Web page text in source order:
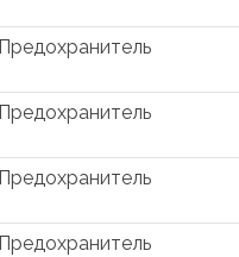
Предохранитель
Предохранитель
Предохранитель
Предохранитель